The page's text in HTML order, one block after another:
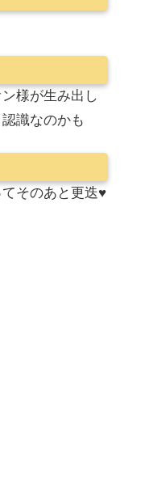
様が生み出し
識なのかも
そのあと更迭♥